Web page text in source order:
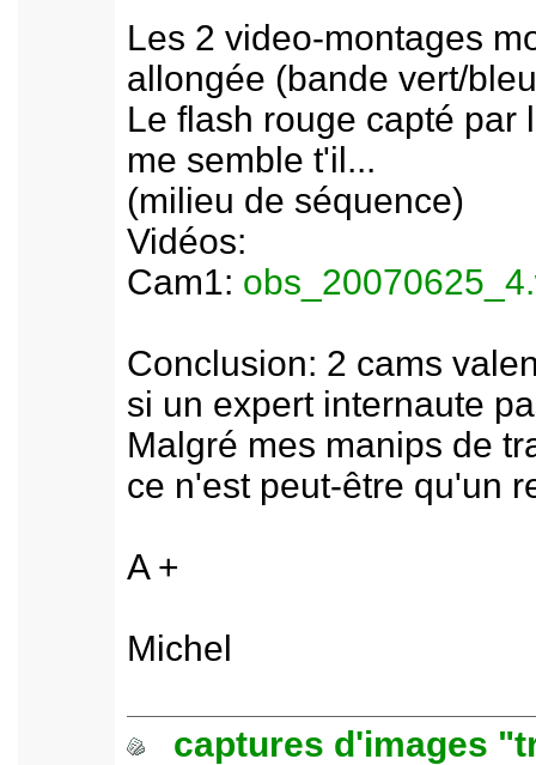
Les 2 video-montages
allongée (bande vert/
Le flash rouge capté par
me semble t'il...
(milieu de séquence)
Vidéos:
Cam1:
Conclusion: 2 cams
si un expert internaute
Malgré mes manips de
ce n'est peut-être qu'un
A +
Michel
captures d'images